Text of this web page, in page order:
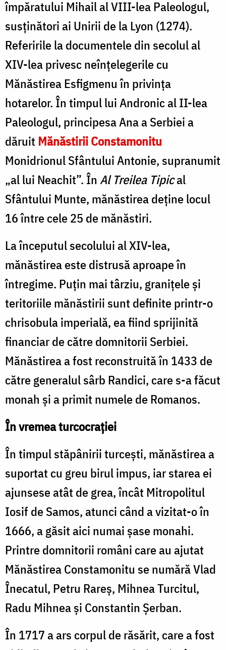
împăratului Mihail al VIII-lea Paleologul,
susținători ai Unirii de la Lyon (1274).
Referirile la documentele din secolul al
XIV-lea privesc neînţelegerile cu
Mănăstirea Esfigmenu în privinţa
hotarelor. În timpul lui Andronic al II-lea
Paleologul, principesa Ana a Serbiei a
dăruit Mănăstirii Constamonitu
Monidrionul Sfântului Antonie, supranumit
„al lui Neachit”. În Al Treilea Tipical
Sfântului Munte, mănăstirea deţine locul
16 între cele 25 de mănăstiri.
La începutul secolului al XIV-lea,
mănăstirea este distrusă aproape în
întregime. Puţin mai târziu, graniţele şi
teritoriile mănăstirii sunt definite printr-o
chrisobula imperială, ea fiind sprijinită
financiar de către domnitorii Serbiei.
Mănăstirea a fost reconstruită în 1433 de
către generalul sârb Randici, care s-a făcut
monah şi a primit numele de Romanos.
În vremea turcocrației
În timpul stăpânirii turceşti, mănăstirea a
suportat cu greu birul impus, iar starea ei
ajunsese atât de grea, încât Mitropolitul
Iosif de Samos, atunci când a vizitat-o în
1666, a găsit aici numai şase monahi.
Printre domnitorii români care au ajutat
Mănăstirea Constamonitu se numără Vlad
Înecatul, Petru Rareş, Mihnea Turcitul,
Radu Mihnea şi Constantin Şerban.
În 1717 a ars corpul de răsărit, care a fost